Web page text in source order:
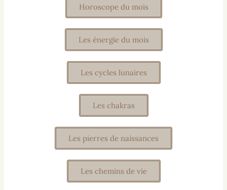
Horoscope du mois
Les énergie du mois
Les cycles lunaires
Les chakras
Les pierres de naissances
Les chemins de vie